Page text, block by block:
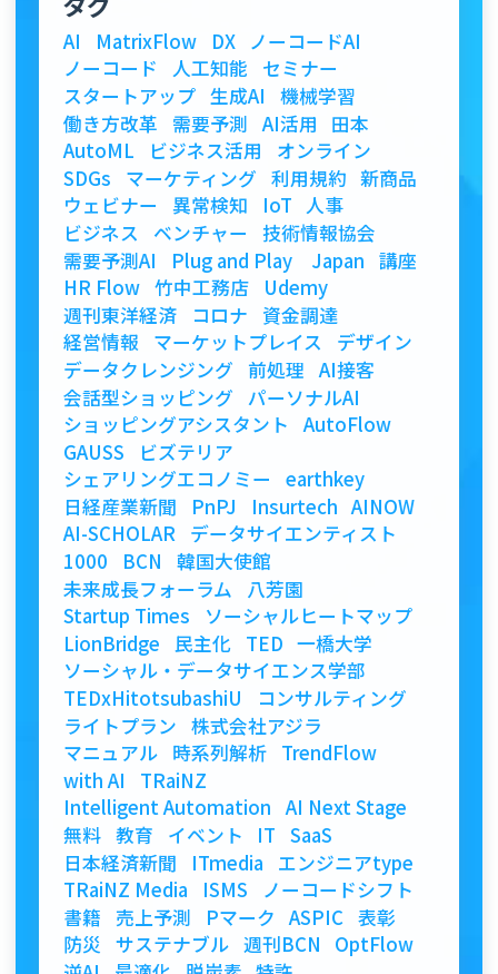
AI MatrixFlow DX
ノーコードAI
ノーコード
人工知能
セミナー
スタートアップ 生成AI
機械学習
働き方改革
需要予測 AI活用
田本
AutoML
ビジネス活用
オンライン
SDGs
マーケティング 利用規約 新商品
ウェビナー
異常検知 IoT 人事
ビジネス
ベンチャー
技術情報協会
需要予測AI
Plug and Play Japan 講座
HR Flow 竹中工務店
Udemy
週刊東洋経済
コロナ
資金調達
経営情報 マーケットプレイス
デザイン
データクレンジング 前処理 AI接客
会話型ショッピング
パーソナルAI
ショッピングアシスタント
AutoFlow
GAUSS
ビズテリア
シェアリングエコノミー
earthkey
日経産業新聞
PnPJ Insurtech AINOW
AI-SCHOLAR データサイエンティスト
1000
BCN
韓国大使館
未来成長フォーラム
八芳園
Startup Times
ソーシャルヒートマップ
LionBridge 民主化 TED 一橋大学
ソーシャル・データサイエンス学部
TEDxHitotsubashiU
コンサルティング
ライトプラン 株式会社アジラ
マニュアル 時系列解析 TrendFlow
with AI
TRaiNZ
Intelligent Automation AI Next Stage
無料 教育 イベント IT SaaS
日本経済新聞
ITmedia
エンジニアtype
TRaiNZ Media
ISMS
ノーコードシフト
書籍
売上予測 Pマーク ASPIC 表彰
防災 サステナブル 週刊BCN
OptFlow